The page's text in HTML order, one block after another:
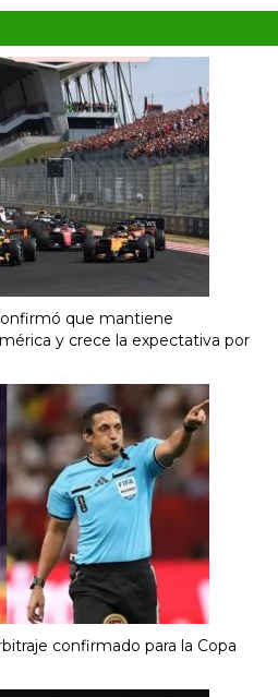
que mantiene
y crece la expectativa por
confirmado para la Copa